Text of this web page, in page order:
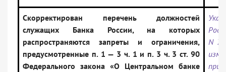
Скорректирован перечень должностей
служащих Банка России, на которых
распространяются запреты и ограничения,
предусмотренные п. 1 — 3 ч. 1 и п. 3 ч. 3 ст. 90
Федерального закона «О Центральном банке
N